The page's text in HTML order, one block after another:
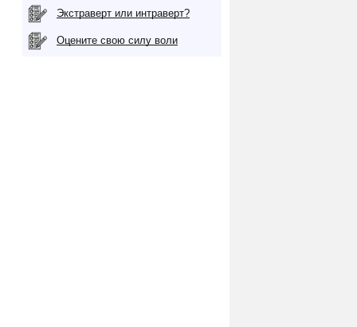
Экстраверт или интраверт?
Оцените свою силу воли